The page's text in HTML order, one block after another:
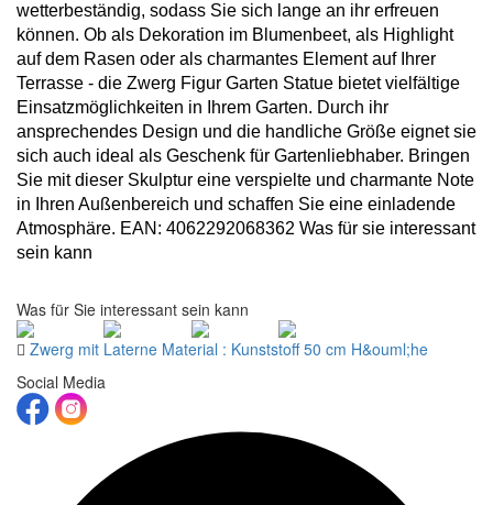
wetterbeständig, sodass Sie sich lange an ihr erfreuen
können. Ob als Dekoration im Blumenbeet, als Highlight
auf dem Rasen oder als charmantes Element auf Ihrer
Terrasse - die Zwerg Figur Garten Statue bietet vielfältige
Einsatzmöglichkeiten in Ihrem Garten. Durch ihr
ansprechendes Design und die handliche Größe eignet sie
sich auch ideal als Geschenk für Gartenliebhaber. Bringen
Sie mit dieser Skulptur eine verspielte und charmante Note
in Ihren Außenbereich und schaffen Sie eine einladende
Atmosphäre. EAN: 4062292068362 Was für sie interessant
sein kann
Was für Sie interessant sein kann
Zwerg mit Laterne Material : Kunststoff 50 cm H&ouml;he
Social Media